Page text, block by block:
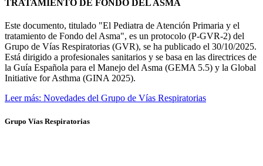
TRATAMIENTO DE FONDO DEL ASMA
Este documento, titulado "El Pediatra de Atención Primaria y el
tratamiento de Fondo del Asma", es un protocolo (P-GVR-2) del
Grupo de Vías Respiratorias (GVR), se ha publicado el 30/10/2025.
Está dirigido a profesionales sanitarios y se basa en las directrices de
la Guía Española para el Manejo del Asma (GEMA 5.5) y la Global
Initiative for Asthma (GINA 2025).
Leer más: Novedades del Grupo de Vías Respiratorias
Grupo Vías Respiratorias